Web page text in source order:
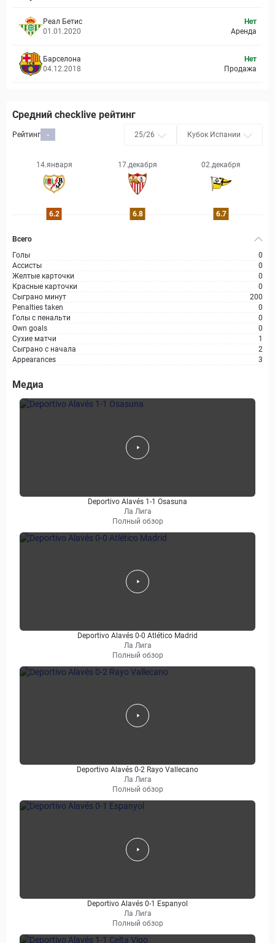
Реал Бетис
01.01.2020
Нет
Аренда
Барселона
04.12.2018
Нет
Продажа
Средний checklive рейтинг
Рейтинг - 25/26 Кубок Испании
14.января 17.декабря 02.декабря
6.2 6.8 6.7
Всего
Голы
0
Ассисты
0
Желтые карточки
0
Красные карточки
0
Сыграно минут
200
Penalties taken
0
Голы с пенальти
0
Own goals
0
Сухие матчи
1
Сыграно с начала
2
Appearances
3
Медиа
Deportivo Alavés 1-1 Osasuna
Ла Лига
Полный обзор
Deportivo Alavés 0-0 Atlético Madrid
Ла Лига
Полный обзор
Deportivo Alavés 0-2 Rayo Vallecano
Ла Лига
Полный обзор
Deportivo Alavés 0-1 Espanyol
Ла Лига
Полный обзор